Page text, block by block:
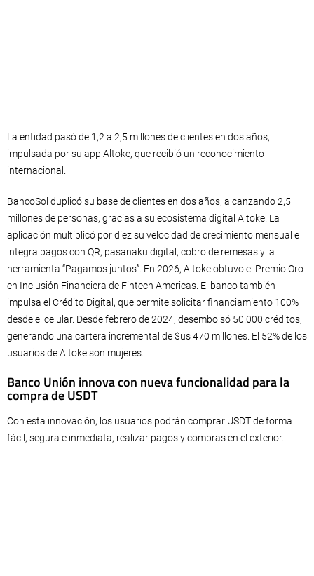
La entidad pasó de 1,2 a 2,5 millones de clientes en dos años,
impulsada por su app Altoke, que recibió un reconocimiento
internacional.
BancoSol duplicó su base de clientes en dos años, alcanzando 2,5
millones de personas, gracias a su ecosistema digital Altoke. La
aplicación multiplicó por diez su velocidad de crecimiento mensual e
integra pagos con QR, pasanaku digital, cobro de remesas y la
herramienta “Pagamos juntos”. En 2026, Altoke obtuvo el Premio Oro
en Inclusión Financiera de Fintech Americas. El banco también
impulsa el Crédito Digital, que permite solicitar financiamiento 100%
desde el celular. Desde febrero de 2024, desembolsó 50.000 créditos,
generando una cartera incremental de $us 470 millones. El 52% de los
usuarios de Altoke son mujeres.
Banco Unión innova con nueva funcionalidad para la
compra de USDT
Con esta innovación, los usuarios podrán comprar USDT de forma
fácil, segura e inmediata, realizar pagos y compras en el exterior.